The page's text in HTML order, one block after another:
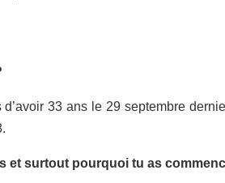
33 ans le 29 septembre
surtout pourquoi tu as